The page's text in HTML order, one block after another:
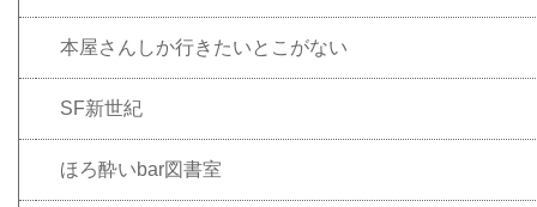
本屋さんしか行きたいとこがない
SF新世紀
ほろ酔いbar図書室